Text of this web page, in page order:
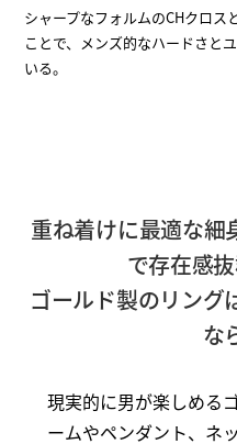
シャープなフォルムのCHクロス
ことで、メンズ的なハードさと
いる。
重ね着けに最適な細
で存在感
ゴールド製のリング
な
現実的に男が楽しめる
ームやペンダント、ネ